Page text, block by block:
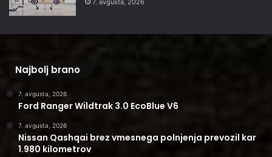
7. avgusta, 2026
Najbolj brano
7. avgusta, 2026
Ford Ranger Wildtrak 3.0 EcoBlue V6
7. avgusta, 2026
Nissan Qashqai brez vmesnega polnjenja prevozil kar
1.980 kilometrov